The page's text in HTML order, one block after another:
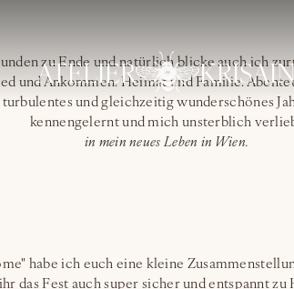
ATELIER
zu Ende und natürlich blicke auch ich
und Ankommen. Heimat und Familie.
und gleichzeitig wunderschönes
kennengelernt und mich unsterblich
in mein neues Leben in Wien.
habe ich euch eine kleine
das Fest auch super sicher und entspannt